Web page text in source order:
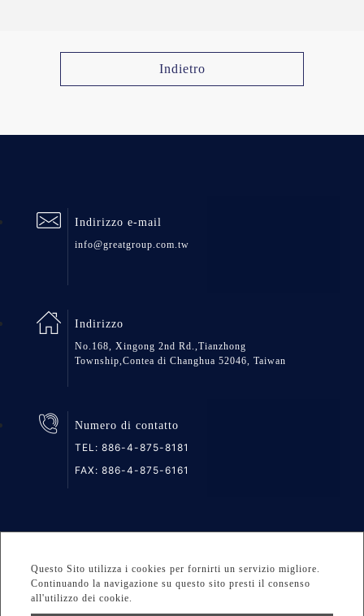
Indietro
Questo Sito utilizza i cookies per fornirti un servizio migliore.
Continuando la navigazione su questo sito presti il consenso
all'utilizzo dei cookie.
Indirizzo e-mail
info@greatgroup.com.tw
Indirizzo
No.168, Xingong 2nd Rd.,Tianzhong
Township,Contea di Changhua 52046, Taiwan
Numero di contatto
TEL: 886-4-875-8181
FAX: 886-4-875-6161
Copyright © 2026 GREAT GROUP MEDICAL CO., LTD. All